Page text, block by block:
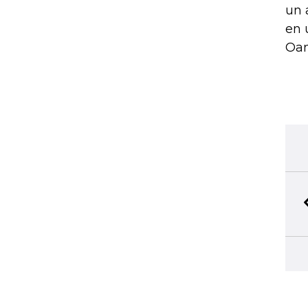
un
en